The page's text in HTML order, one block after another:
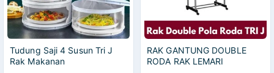
Tudung Saji 4 Susun Tri J
Rak Makanan
RAK GANTUNG DOUBLE
RODA RAK LEMARI